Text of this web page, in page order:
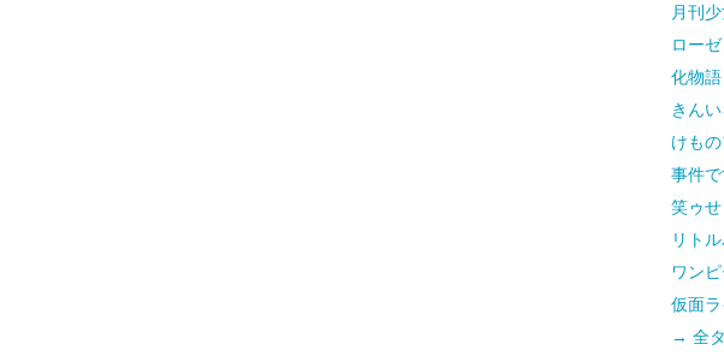
月刊
ロー
化物
きん
けも
事件
笑ゥ
リト
ワン
仮面
→ 全